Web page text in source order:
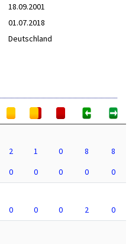
18.09.2001
01.07.2018
Deutschland
2 1 0 8
8
0 0 0 0
0
0 0 0 2
0